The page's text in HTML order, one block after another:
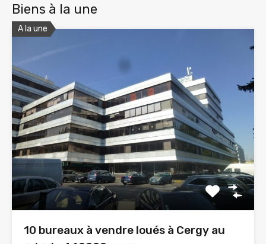
Biens à la une
A la une
10 bureaux à vendre loués à Cergy au